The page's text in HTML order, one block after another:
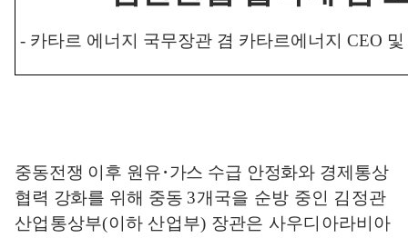
- 카타르 에너지 국무장관 겸 카타르에너지CEO
중동전쟁 이후 원유･가스 수급 안정화와 경제통상
협력 강화를 위해 중동 3개국을 순방 중인 김정관
산업통상부(이하 산업부) 장관은 사우디아라비아